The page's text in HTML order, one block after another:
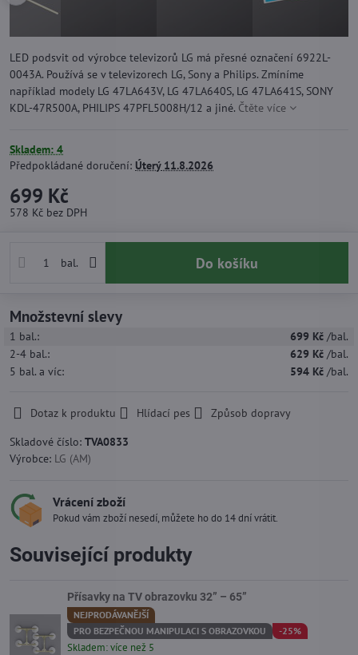
LED podsvit od výrobce televizorů LG má přesné označení 6922L-
0043A. Používá se v televizorech LG, Sony a Philips. Zmíníme
například modely LG 47LA643V, LG 47LA640S, LG 47LA641S, SONY
KDL-47R500A, PHILIPS 47PFL5008H/12 a jiné. Čtěte více
Skladem: 4
Předpokládané doručení: Úterý11.8.2026
699 Kč
578 Kč bez DPH
bal. Do košíku
Množstevní slevy
1 bal.: 699 Kč /bal.
2-4 bal.: 629 Kč /bal.
5 bal. a víc: 594 Kč /bal.
Dotaz k produktu Hlídací pes
Způsob dopravy
Skladové číslo: TVA0833
Výrobce: LG (AM)
Vrácení zboží
Pokud vám zboží nesedí, můžete ho do 14 dní vrátit.
Související produkty
Přísavky na TV obrazovku 32” – 65”
NEJPRODÁVANĚJŠÍ
PRO BEZPEČNOU MANIPULACI S OBRAZOVKOU
-25%
Skladem: více než 5